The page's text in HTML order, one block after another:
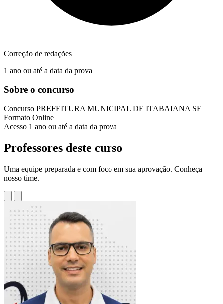
Correção de redações
1 ano ou até a data da prova
Sobre o concurso
Concurso PREFEITURA MUNICIPAL DE ITABAIANA SE
Formato Online
Acesso 1 ano ou até a data da prova
Professores deste curso
Uma equipe preparada e com foco em sua aprovação. Conheça
nosso time.